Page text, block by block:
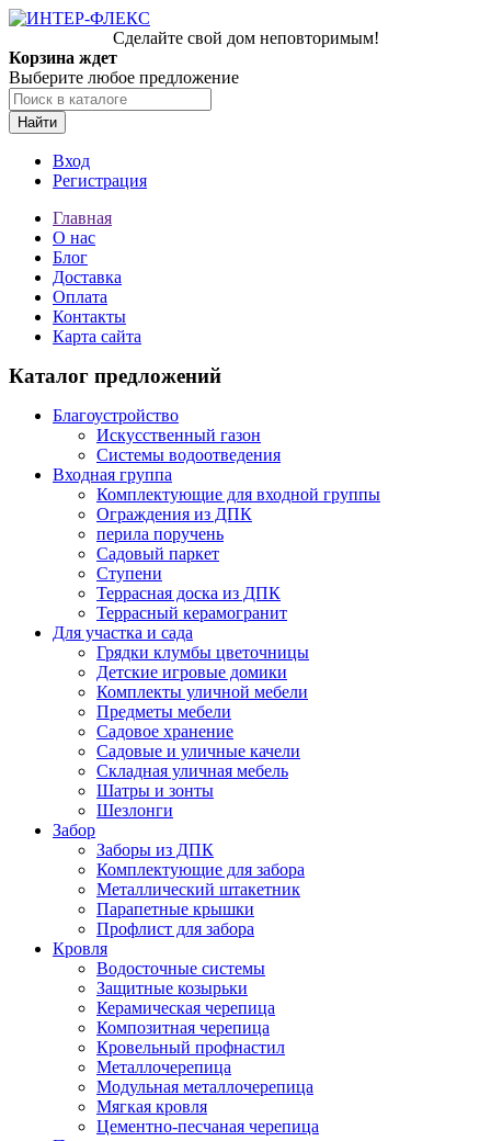
Сделайте свой дом неповторимым!
Корзина ждет
Выберите любое предложение
Найти
Вход
Регистрация
Главная
О нас
Блог
Доставка
Оплата
Контакты
Карта сайта
Каталог предложений
Благоустройство
Искусственный газон
Системы водоотведения
Входная группа
Комплектующие для входной группы
Ограждения из ДПК
перила поручень
Садовый паркет
Ступени
Террасная доска из ДПК
Террасный керамогранит
Для участка и сада
Грядки клумбы цветочницы
Детские игровые домики
Комплекты уличной мебели
Предметы мебели
Садовое хранение
Садовые и уличные качели
Складная уличная мебель
Шатры и зонты
Шезлонги
Забор
Заборы из ДПК
Комплектующие для забора
Металлический штакетник
Парапетные крышки
Профлист для забора
Кровля
Водосточные системы
Защитные козырьки
Керамическая черепица
Композитная черепица
Кровельный профнастил
Металлочерепица
Модульная металлочерепица
Мягкая кровля
Цементно-песчаная черепица